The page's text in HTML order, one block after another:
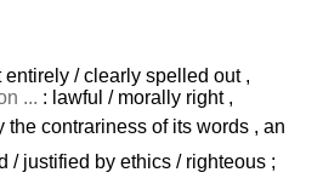
/ clearly spelled out ,
... : lawful / morally right ,
contrariness of its words , an
/ justified by ethics / righteous ;